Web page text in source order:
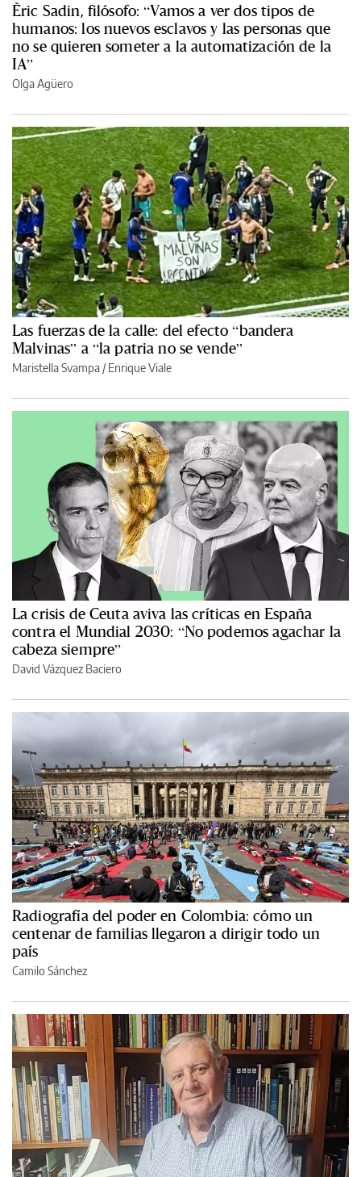
Èric Sadin, filósofo: “Vamos a ver dos tipos de
humanos: los nuevos esclavos y las personas que
no se quieren someter a la automatización de la
IA”
Olga Agüero
Las fuerzas de la calle: del efecto “bandera
Malvinas” a “la patria no se vende”
Maristella Svampa /Enrique Viale
La crisis de Ceuta aviva las críticas en España
contra el Mundial 2030: “No podemos agachar la
cabeza siempre”
David Vázquez Baciero
Radiografía del poder en Colombia: cómo un
centenar de familias llegaron a dirigir todo un
país
Camilo Sánchez